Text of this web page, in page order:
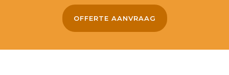
OFFERTE AANVRAAG